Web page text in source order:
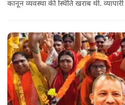
कानून व्यवस्था की स्थिति खराब थी.
हस्तशिल्पियों को उठाना पड़ा.